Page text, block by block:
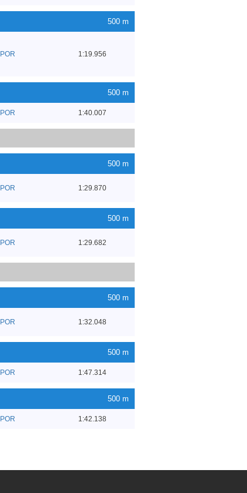
500 m
POR 1:19.956
500 m
POR 1:40.007
500 m
POR 1:29.870
500 m
POR 1:29.682
500 m
POR 1:32.048
500 m
POR 1:47.314
500 m
POR 1:42.138